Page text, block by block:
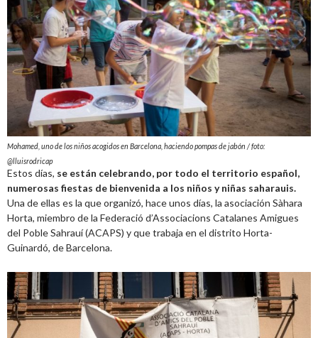
Mohamed, uno de los niños acogidos en Barcelona, haciendo pompas de jabón / foto:
@lluisrodricap
Estos días, se están celebrando, por todo el territorio español,
numerosas fiestas de bienvenida a los niños y niñas saharauis.
Una de ellas es la que organizó, hace unos días, la asociación Sàhara
Horta, miembro de la Federació d’Associacions Catalanes Amigues
del Poble Sahrauí (ACAPS) y que trabaja en el distrito Horta-
Guinardó, de Barcelona.